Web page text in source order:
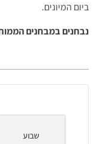
ביום המיונים.
נבחנים במבחנים
שבוע